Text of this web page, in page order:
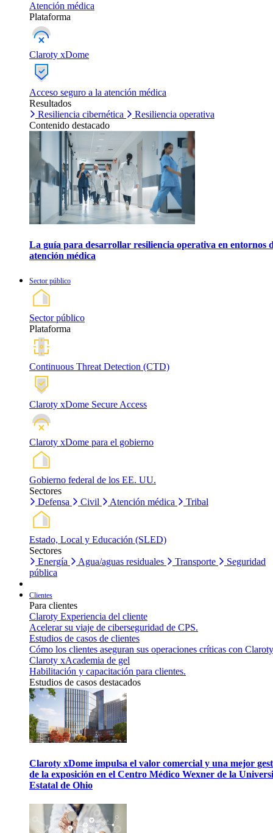
Atención médica
Plataforma
Claroty xDome
Acceso seguro a la atención médica
Resultados
Resiliencia cibernética
Resiliencia operativa
Contenido destacado
La guía para desarrollar resiliencia operativa en entornos
atención médica
Sector público
Sector público
Plataforma
Continuous Threat Detection (CTD)
Claroty xDome Secure Access
Claroty xDome para el gobierno
Gobierno federal de los EE. UU.
Sectores
Defensa
Civil Atención médica Tribal
Estado, Local y Educación (SLED)
Sectores
Energía
Agua/aguas residuales Transporte
Seguridad
pública
Clientes
Para clientes
Claroty Experiencia del cliente
Acelerar su viaje de ciberseguridad de CPS.
Estudios de casos de clientes
Cómo los clientes aseguran sus operaciones críticas con
Claroty xAcademia de gel
Habilitación y capacitación para clientes.
Estudios de casos destacados
Claroty xDome impulsa el valor comercial y una mejor
de la exposición en el Centro Médico Wexner de la
Estatal de Ohio